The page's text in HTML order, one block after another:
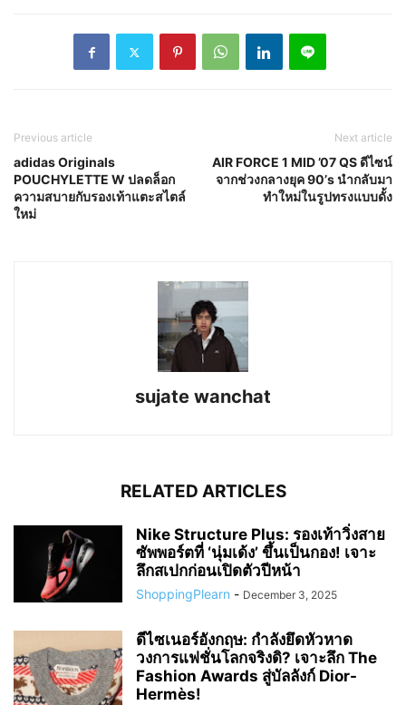
Previous article
adidas Originals
POUCHYLETTE W ปลดล็อก
ความสบายกับรองเท้าแตะสไตล์
ใหม่
Next article
AIR FORCE 1 MID ’07 QS ดีไซน์
จากช่วงกลางยุค 90’s นำกลับมา
ทำใหม่ในรูปทรงแบบดั้ง
sujate wanchat
RELATED ARTICLES
Nike Structure Plus: รองเท้าวิ่งสาย
ซัพพอร์ตที่ ‘นุ่มเด้ง’ ขึ้นเป็นกอง! เจาะ
ลึกสเปกก่อนเปิดตัวปีหน้า
ShoppingPlearn - December 3, 2025
ดีไซเนอร์อังกฤษ: กำลังยึดหัวหาด
วงการแฟชั่นโลกจริงดิ? เจาะลึก The
Fashion Awards สู่บัลลังก์ Dior-
Hermès!